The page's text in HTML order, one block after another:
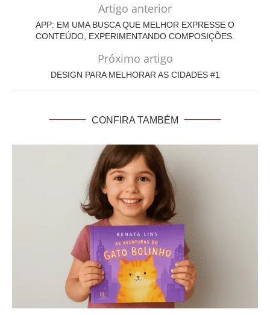
Artigo anterior
APP: EM UMA BUSCA QUE MELHOR EXPRESSE O
CONTEÚDO, EXPERIMENTANDO COMPOSIÇÕES.
Próximo artigo
DESIGN PARA MELHORAR AS CIDADES #1
CONFIRA TAMBÉM